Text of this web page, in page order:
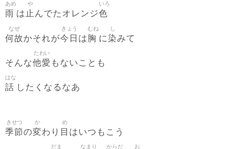
雨
あめ
は止
や
んでたオレンジ色
いろ
何故
なぜ
かそれが今日
きょう
は 胸
むね
に染
し
みて
そんな他愛
たわい
もないことも
話
はな
したくなるなあ
季節
きせつ
の変
か
わり 目
め
はいつもこう
だま なまり からだ お